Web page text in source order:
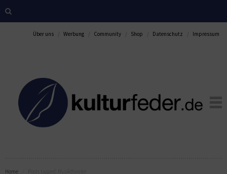
Über uns Werbung Community Shop Datenschutz Impressum
Home